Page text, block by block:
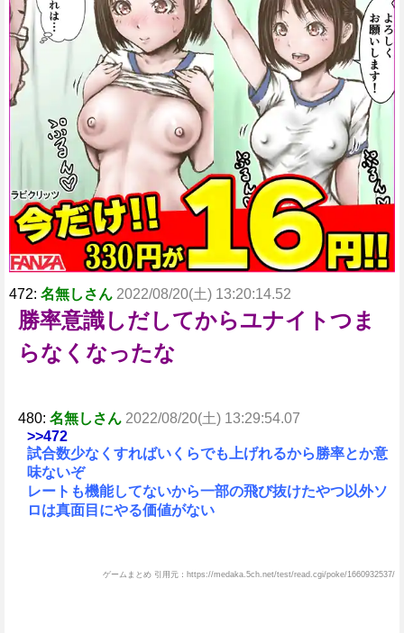
472: 名無しさん 2022/08/20(土) 13:20:14.52
勝率意識しだしてからユナイトつま
らなくなったな
480: 名無しさん 2022/08/20(土) 13:29:54.07
>>472
試合数少なくすればいくらでも上げれるから勝率とか意
味ないぞ
レートも機能してないから一部の飛び抜けたやつ以外ソ
ロは真面目にやる価値がない
ゲームまとめ 引用元：https://medaka.5ch.net/test/read.cgi/poke/1660932537/